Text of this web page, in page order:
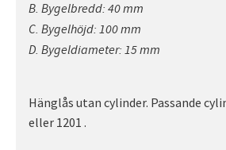
B. Bygelbredd: 40 mm
C. Bygelhöjd: 100 mm
D. Bygeldiameter: 15 mm
Hänglås utan cylinder. Passande
eller 1201 .